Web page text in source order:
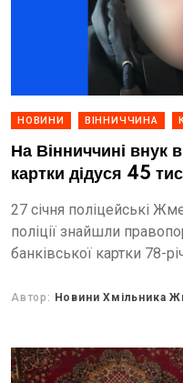
НОВИНИ ВІННИЧЧИНА
На Вінниччині внук
картки дідуся 45
27 січня поліцейські
поліції знайшли
банківської картки 78-
Автор: Новини Хмільника